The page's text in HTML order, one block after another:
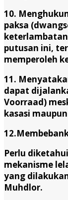
10.
paksa
putusan ini,
memperoleh
11.
dapat
Voorraad)
kasasi
Perlu
mekanisme
yang
Muhdlor.